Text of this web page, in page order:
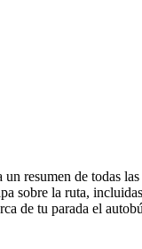
resumen de todas
sobre la ruta,
de tu parada el